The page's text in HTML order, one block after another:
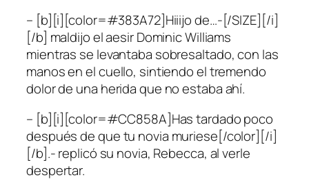
– [b][i][color=#383A72]Hiiijo de…-[/SIZE][/i]
[/b] maldijo el aesir Dominic Williams
mientras se levantaba sobresaltado, con las
manos en el cuello, sintiendo el tremendo
dolor de una herida que no estaba ahí.
– [b][i][color=#CC858A]Has tardado poco
después de que tu novia muriese[/color][/i]
[/b].- replicó su novia, Rebecca, al verle
despertar.